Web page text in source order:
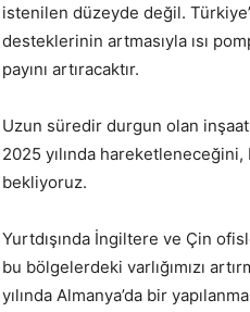
istenilen düzeyde değil.
desteklerinin artmasıyla ısı
payını artıracaktır.
Uzun süredir durgun olan
2025 yılında
bekliyoruz.
Yurtdışında İngiltere ve Çin
bu bölgelerdeki varlığımızı
yılında Almanya’da bir